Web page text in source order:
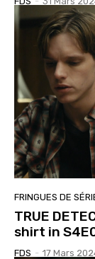
FRINGUES DE
TRUE
shirt in
FDS - 17 Mars